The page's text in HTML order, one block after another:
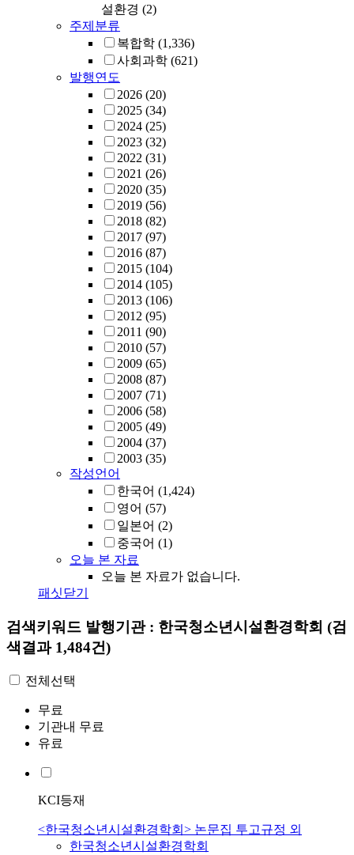
설환경 (2)
주제분류
복합학 (1,336)
사회과학 (621)
발행연도
2026 (20)
2025 (34)
2024 (25)
2023 (32)
2022 (31)
2021 (26)
2020 (35)
2019 (56)
2018 (82)
2017 (97)
2016 (87)
2015 (104)
2014 (105)
2013 (106)
2012 (95)
2011 (90)
2010 (57)
2009 (65)
2008 (87)
2007 (71)
2006 (58)
2005 (49)
2004 (37)
2003 (35)
작성언어
한국어 (1,424)
영어 (57)
일본어 (2)
중국어 (1)
오늘 본 자료
오늘 본 자료가 없습니다.
패싯닫기
검색키워드 발행기관 : 한국청소년시설환경학회 (검
색결과 1,484건)
전체선택
무료
기관내 무료
유료
KCI등재
<한국청소년시설환경학회> 논문집 투고규정 외
한국청소년시설환경학회